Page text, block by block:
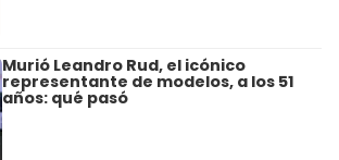
Murió Leandro Rud, el icónico
representante de modelos, a los 51
años: qué pasó